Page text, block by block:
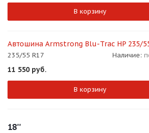
В корзину
Автошина Armstrong Blu-Trac HP 235/
235/55 R17 Наличие:
11 550 руб.
В корзину
18''